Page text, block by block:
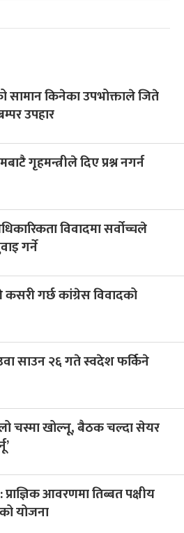
सामान किनेका उपभोक्ताले जिते
उपहार
गृहमन्त्रीले दिए प्रश्न नगर्न
विवादमा सर्वोच्चले
गर्ने
गर्छ कांग्रेस विवादको
साउन २६ गते स्वदेश फर्किने
चस्मा खोल्नू, बैठक चल्दा सेयर
: प्राज्ञिक आवरणमा तिब्बत पक्षीय
योजना